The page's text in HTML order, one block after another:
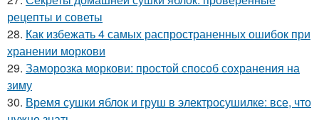
рецепты и советы
28. Как избежать 4 самых распространенных ошибок при
хранении моркови
29. Заморозка моркови: простой способ сохранения на
зиму
30. Время сушки яблок и груш в электросушилке: все, что